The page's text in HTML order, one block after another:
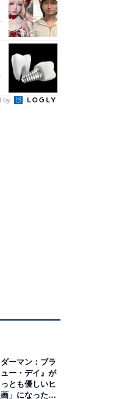
by
ダーマン：ブラ
ー・デイ』が
っとも優しいヒ
」になった理